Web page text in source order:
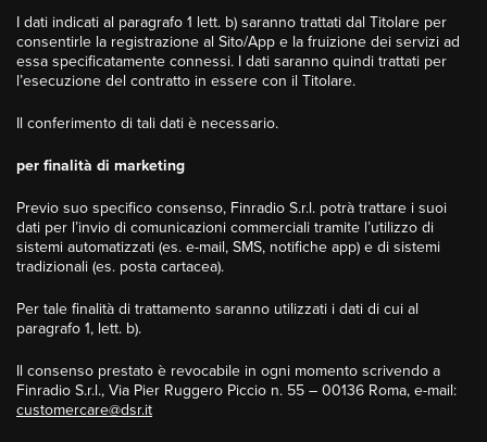
I dati indicati al paragrafo 1 lett. b) saranno trattati dal Titolare per
consentirle la registrazione al Sito/App e la fruizione dei servizi ad
essa specificatamente connessi. I dati saranno quindi trattati per
l’esecuzione del contratto in essere con il Titolare.
Il conferimento di tali dati è necessario.
per finalità di marketing
Previo suo specifico consenso, Finradio S.r.l. potrà trattare i suoi
dati per l’invio di comunicazioni commerciali tramite l’utilizzo di
sistemi automatizzati (es. e-mail, SMS, notifiche app) e di sistemi
tradizionali (es. posta cartacea).
Per tale finalità di trattamento saranno utilizzati i dati di cui al
paragrafo 1, lett. b).
Il consenso prestato è revocabile in ogni momento scrivendo a
Finradio S.r.l., Via Pier Ruggero Piccio n. 55 – 00136 Roma, e-mail:
customercare@dsr.it